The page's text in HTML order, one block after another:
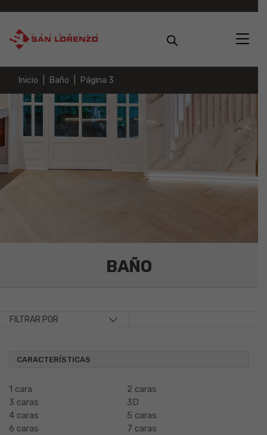
Inicio Baño Página 3
BAÑO
FILTRAR POR
CARACTERÍSTICAS
1 cara
2 caras
3 caras
3D
4 caras
5 caras
6 caras
7 caras